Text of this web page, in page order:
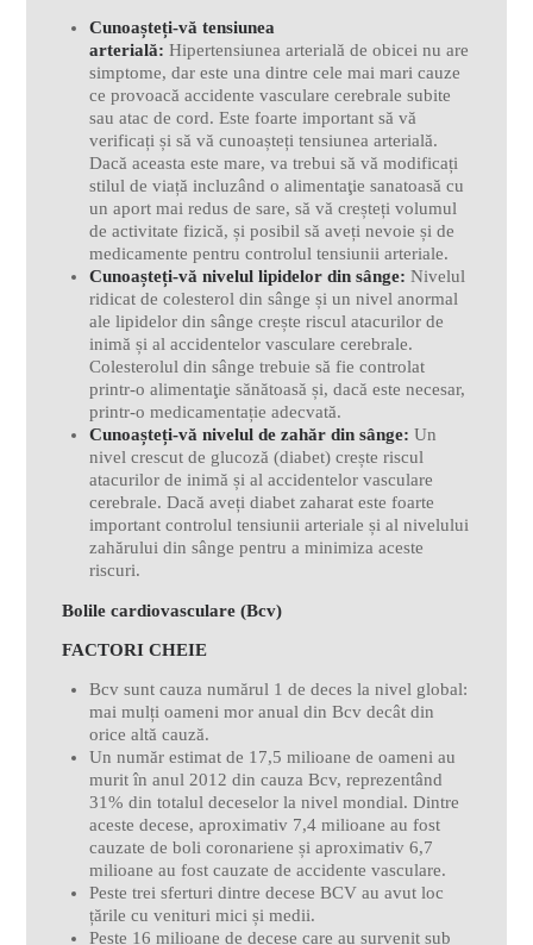
Cunoașteți-vă tensiunea
arterială: Hipertensiunea arterială de obicei nu are
simptome, dar este una dintre cele mai mari cauze
ce provoacă accidente vasculare cerebrale subite
sau atac de cord. Este foarte important să vă
verificați și să vă cunoașteți tensiunea arterială.
Dacă aceasta este mare, va trebui să vă modificați
stilul de viață incluzând o alimentaţie sanatoasă cu
un aport mai redus de sare, să vă creșteți volumul
de activitate fizică, și posibil să aveți nevoie și de
medicamente pentru controlul tensiunii arteriale.
Cunoașteți-vă nivelul lipidelor din sânge: Nivelul
ridicat de colesterol din sânge și un nivel anormal
ale lipidelor din sânge crește riscul atacurilor de
inimă și al accidentelor vasculare cerebrale.
Colesterolul din sânge trebuie să fie controlat
printr-o alimentaţie sănătoasă și, dacă este necesar,
printr-o medicamentație adecvată.
Cunoașteți-vă nivelul de zahăr din sânge: Un
nivel crescut de glucoză (diabet) crește riscul
atacurilor de inimă și al accidentelor vasculare
cerebrale. Dacă aveți diabet zaharat este foarte
important controlul tensiunii arteriale și al nivelului
zahărului din sânge pentru a minimiza aceste
riscuri.
Bolile cardiovasculare (Bcv)
FACTORI CHEIE
Bcv sunt cauza numărul 1 de deces la nivel global:
mai mulți oameni mor anual din Bcv decât din
orice altă cauză.
Un număr estimat de 17,5 milioane de oameni au
murit în anul 2012 din cauza Bcv, reprezentând
31% din totalul deceselor la nivel mondial. Dintre
aceste decese, aproximativ 7,4 milioane au fost
cauzate de boli coronariene și aproximativ 6,7
milioane au fost cauzate de accidente vasculare.
Peste trei sferturi dintre decese BCV au avut loc
țările cu venituri mici și medii.
Peste 16 milioane de decese care au survenit sub